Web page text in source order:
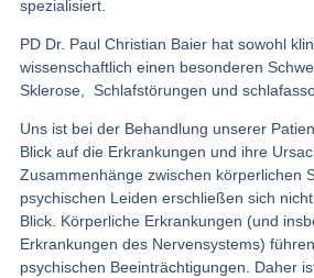
spezialisiert.
PD Dr. Paul Christian Baier hat sowohl
wissenschaftlich einen besonderen
Sklerose, Schlafstörungen und
Uns ist bei der Behandlung unserer
Blick auf die Erkrankungen und ihre
Zusammenhänge zwischen körperlichen
psychischen Leiden erschließen sich
Blick. Körperliche Erkrankungen (und
Erkrankungen des Nervensystems)
psychischen Beeinträchtigungen. Daher